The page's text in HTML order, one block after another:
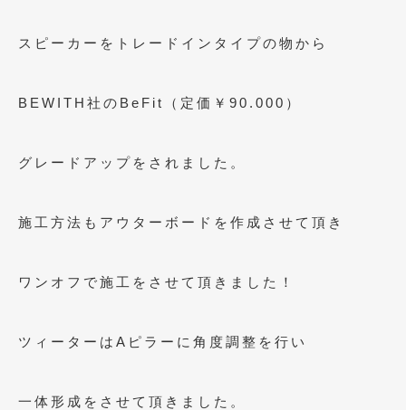
スピーカーをトレードインタイプの物から
BEWITH社のBeFit（定価￥90.000）
グレードアップをされました。
施工方法もアウターボードを作成させて頂き
ワンオフで施工をさせて頂きました！
ツィーターはAピラーに角度調整を行い
一体形成をさせて頂きました。